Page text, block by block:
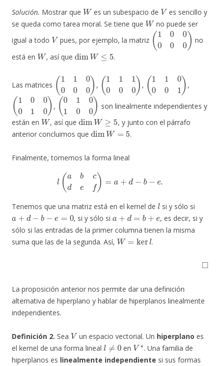
Solución. Mostrar que
W
es un subespacio de
V
es sencillo y
se queda como tarea moral. Se tiene que
W
no puede ser
igual a todo
V
pues, por ejemplo, la matriz
(10 00 0)
no
está en
W
, así que
dim W≤
.
Las matrices
(11 00 0)
,
(11 00 )
,
(11 00 1)
,
(10 01 0)
,
(01 10 0)
son linealmente independientes y
están en
W
, así que
dimW≥
, y junto con el párrafo
anterior concluimos que
dimW= 5
.
Finalmente, tomemos la forma lineal
ab de
Tenemos que una matriz está en el kernel de
l
si y sólo si
a +d−b−e=0
, si y sólo si
a +d=b+e
, es decir, si y
sólo si las entradas de la primer columna tienen la misma
suma que las de la segunda. Así,
W=ker
.
◻
La proposición anterior nos permite dar una definición
alternativa de hiperplano y hablar de hiperplanos linealmente
independientes.
Definición 2. Sea
V
un espacio vectorial. Un hiperplano es
el kernel de una forma lineal
l≠0
en
V∗
. Una familia de
hiperplanos es linealmente independiente si sus formas